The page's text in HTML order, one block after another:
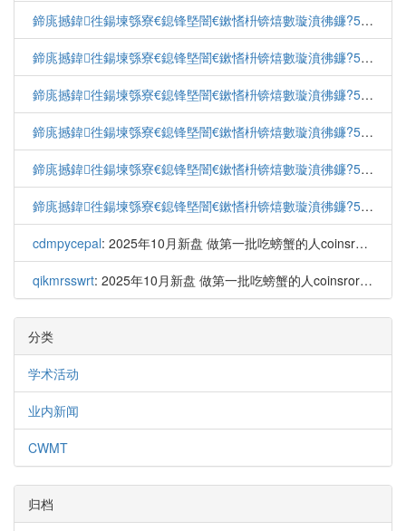
鍗庣撼鍏徃鍚堜綔寮€鎴锋墍闇€鏉愭枡锛熺數璇濆彿鐮?5587291507 寰俊STS5099
鍗庣撼鍏徃鍚堜綔寮€鎴锋墍闇€鏉愭枡锛熺數璇濆彿鐮?5587291507 寰俊STS5099
鍗庣撼鍏徃鍚堜綔寮€鎴锋墍闇€鏉愭枡锛熺數璇濆彿鐮?5587291507 寰俊STS5099
鍗庣撼鍏徃鍚堜綔寮€鎴锋墍闇€鏉愭枡锛熺數璇濆彿鐮?5587291507 寰俊STS5099
鍗庣撼鍏徃鍚堜綔寮€鎴锋墍闇€鏉愭枡锛熺數璇濆彿鐮?5587291507 寰俊STS5099
鍗庣撼鍏徃鍚堜綔寮€鎴锋墍闇€鏉愭枡锛熺數璇濆彿鐮?5587291507 寰俊STS5099
cdmpycepal: 2025年10月新盘 做第一批吃螃蟹的人coinsrore.co...
qikmrsswrt: 2025年10月新盘 做第一批吃螃蟹的人coinsrore.co...
分类
学术活动
业内新闻
CWMT
归档